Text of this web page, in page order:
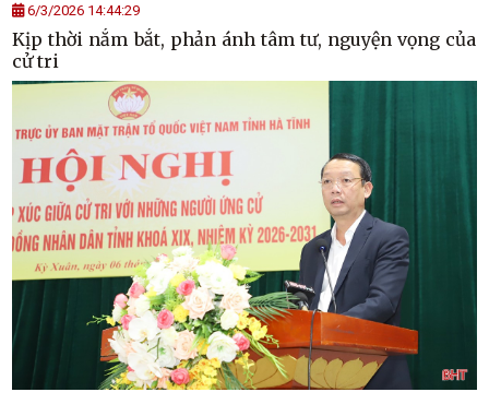
6/3/2026 14:44:29
Kịp thời nắm bắt, phản ánh tâm tư, nguyện vọng của
cử tri